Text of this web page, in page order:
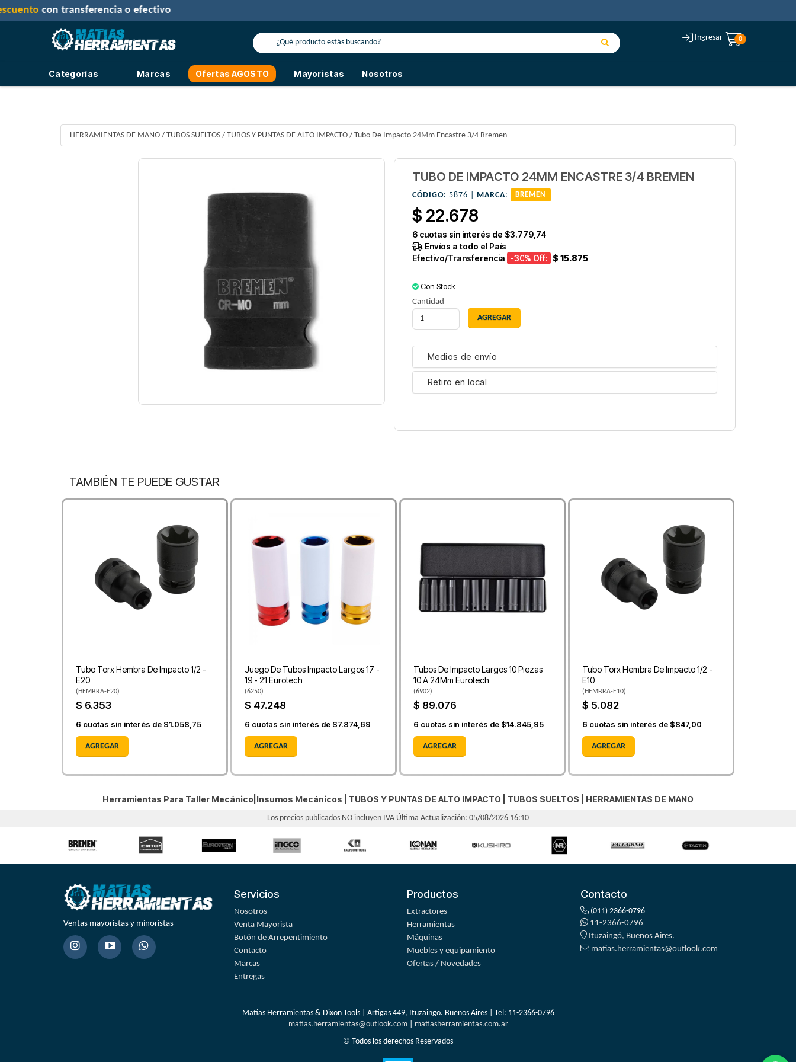
Ingresar 0
Categorías Marcas Ofertas AGOSTO Mayoristas Nosotros
HERRAMIENTAS DE MANO / TUBOS SUELTOS / TUBOS Y PUNTAS DE ALTO IMPACTO / Tubo De Impacto 24Mm Encastre 3/4 Bremen
TUBO DE IMPACTO 24MM ENCASTRE 3/4 BREMEN
CÓDIGO: 5876 | MARCA: BREMEN
$ 22.678
6cuotas sin interés de $3.779,74
Envíos a todo el País
Efectivo/Transferencia -30% Off: $ 15.875
Con Stock
Cantidad
Medios de envío
Retiro en local
TAMBIÉN TE PUEDE GUSTAR
Tubo Torx Hembra De Impacto 1/2 -
E20
( HEMBRA-E20)
$ 6.353
6 cuotas sin interés de $1.058,75
AGREGAR
Juego De Tubos Impacto Largos 17 -
19 - 21 Eurotech
(6250)
$ 47.248
6 cuotas sin interés de $7.874,69
AGREGAR
Tubos De Impacto Largos 10 Piezas
10 A 24Mm Eurotech
(6902)
$ 89.076
6 cuotas sin interés de $14.845,95
AGREGAR
Tubo Torx Hembra De Impacto 1/2 -
E10
( HEMBRA-E10)
$ 5.082
6 cuotas sin interés de $847,00
AGREGAR
Herramientas Para Taller Mecánico|Insumos Mecánicos | TUBOS Y PUNTAS DE ALTO IMPACTO TUBOS SUELTOS HERRAMIENTAS DE MANO
Los precios publicados NO incluyen IVA Última Actualización: 05/08/2026 16:10
Ventas mayoristas y minoristas
Servicios
Nosotros
Venta Mayorista
Botón de Arrepentimiento
Contacto
Marcas
Entregas
Productos
Extractores
Herramientas
Máquinas
Muebles y equipamiento
Ofertas / Novedades
Contacto
(011) 2366-0796
11-2366-0796
Ituzaingó, Buenos Aires.
matias.herramientas@outlook.com
Matías Herramientas & Dixon Tools | Artigas 449, Ituzaingo. Buenos Aires | Tel: 11-2366-0796
matias.herramientas@outlook.com| matiasherramientas.com.ar
© Todos los derechos Reservados